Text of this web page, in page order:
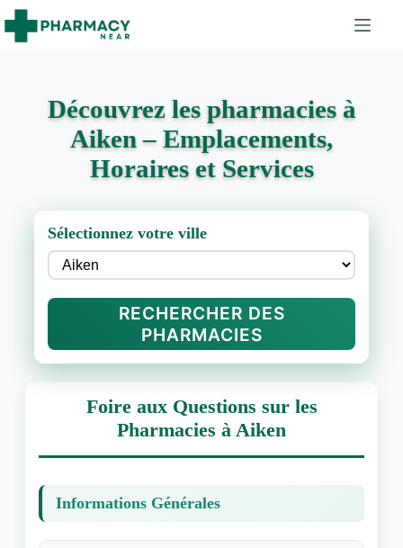
Découvrez les pharmacies à
Aiken – Emplacements,
Horaires et Services
Sélectionnez votre ville
RECHERCHER DES
PHARMACIES
Foire aux Questions sur les
Pharmacies à Aiken
Informations Générales